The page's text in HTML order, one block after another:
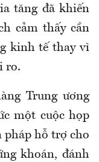
tăng đã khiến
cảm thấy cần
kinh tế thay vì
ro.
Trung ương
một cuộc họp
pháp hỗ trợ cho
khoán, đánh